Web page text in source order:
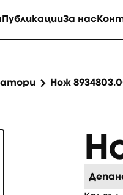
ПубликацииЗа нас
Нож